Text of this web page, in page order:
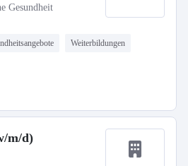
Gesundheit
Weiterbildungen
m/d)